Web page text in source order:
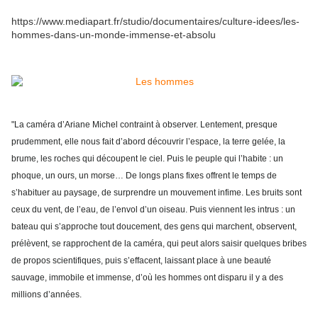
https://www.mediapart.fr/studio/documentaires/culture-idees/les-
hommes-dans-un-monde-immense-et-absolu
"La caméra d’Ariane Michel contraint à observer. Lentement, presque
prudemment, elle nous fait d’abord découvrir l’espace, la terre gelée, la
brume, les roches qui découpent le ciel. Puis le peuple qui l’habite : un
phoque, un ours, un morse… De longs plans fixes offrent le temps de
s’habituer au paysage, de surprendre un mouvement infime. Les bruits sont
ceux du vent, de l’eau, de l’envol d’un oiseau. Puis viennent les intrus : un
bateau qui s’approche tout doucement, des gens qui marchent, observent,
prélèvent, se rapprochent de la caméra, qui peut alors saisir quelques bribes
de propos scientifiques, puis s’effacent, laissant place à une beauté
sauvage, immobile et immense, d’où les hommes ont disparu il y a des
millions d’années.